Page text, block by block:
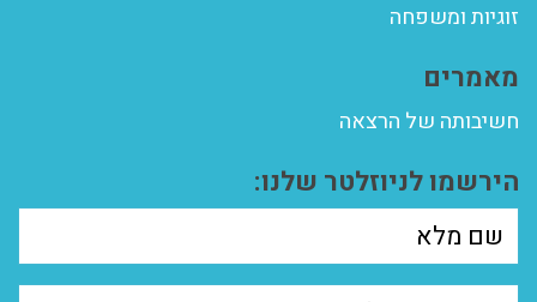
זוגיות ומשפחה
מאמרים
חשיבותה של הרצאה
הירשמו לניוזלטר שלנו: